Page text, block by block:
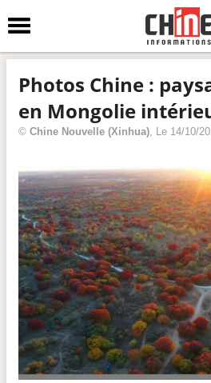
Photos Chine :
en Mongolie
© Chine Nouvelle (Xinhua), Le 14/10/